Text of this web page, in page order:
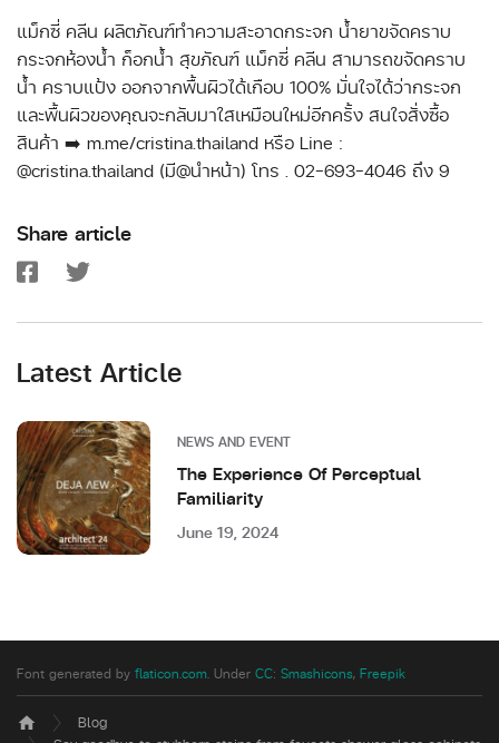
แม็กซี่ คลีน ผลิตภัณฑ์ทำความสะอาดกระจก น้ำยาขจัดคราบ
กระจกห้องน้ำ ก็อกน้ำ สุขภัณฑ์ แม็กซี่ คลีน สามารถขจัดคราบ
น้ำ คราบแป้ง ออกจากพื้นผิวได้เกือบ 100% มั่นใจได้ว่ากระจก
และพื้นผิวของคุณจะกลับมาใสเหมือนใหม่อีกครั้ง สนใจสั่งซื้อ
สินค้า ➡️ m.me/cristina.thailand หรือ Line :
@cristina.thailand (มี@นำหน้า) โทร . 02-693-4046 ถึง 9
Share article
Latest Article
NEWS AND EVENT
The Experience Of Perceptual
Familiarity
June 19, 2024
Font generated by flaticon.com. Under CC: Smashicons, Freepik
home
Blog